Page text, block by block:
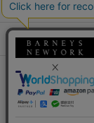
店舗情報
サービス